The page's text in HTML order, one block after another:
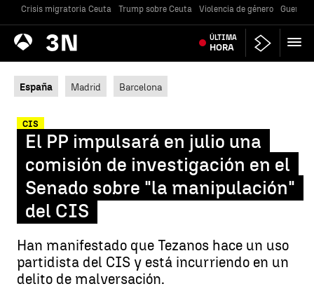
Crisis migratoria Ceuta Trump sobre Ceuta Violencia de género Guerra
Antena
3 Noticias ÚLTIMA
HORA
España Madrid Barcelona
CIS
El PP impulsará en julio una
comisión de investigación en el
Senado sobre "la manipulación"
del CIS
Han manifestado que Tezanos hace un uso
partidista del CIS y está incurriendo en un
delito de malversación.